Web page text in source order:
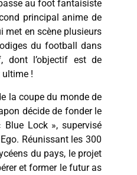
au foot fantaisiste
principal anime de
met en scène plusieurs
du football dans
dont l’objectif est de
ultime !
la coupe du monde de
décide de fonder le
Lock », supervisé
Réunissant les 300
du pays, le projet
et former le futur as